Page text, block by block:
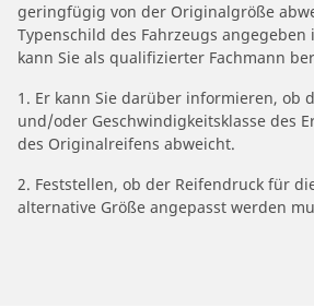
geringfügig von der Originalgröße
Typenschild des Fahrzeugs
kann Sie als qualifizierter Fachmann
1. Er kann Sie darüber informieren, ob
und/oder Geschwindigkeitsklasse des
des Originalreifens abweicht.
2. Feststellen, ob der Reifendruck für
alternative Größe angepasst werden